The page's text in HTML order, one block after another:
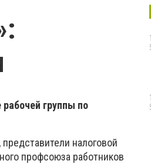
группы по
налоговой
профсоюза работников